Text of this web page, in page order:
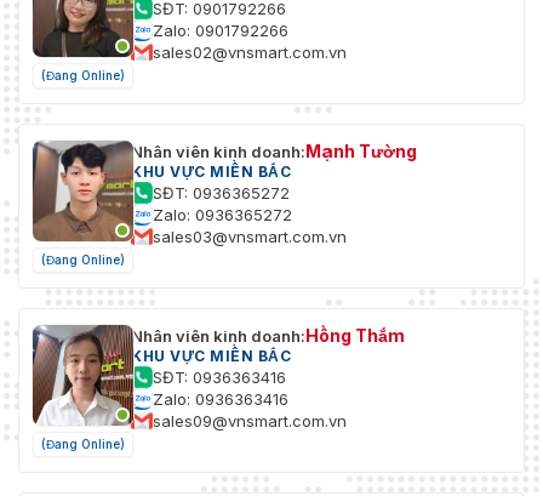
Bảo vệ
tác
động
-V: IEC60068-2-75Eh, 20J; EN50102, lên tới IK10
chống
xâm
nhập
IP66
Kích
thước
nặng
1400g
(Đang Online)
SĐT: 0901792266
Zalo: 0901792266
sales02@vnsmart.com.vn
(Đang Online)
Nhân viên kinh doanh:Mạnh Tường
KHU VỰC MIỀN BẮC
SĐT: 0936365272
Zalo: 0936365272
sales03@vnsmart.com.vn
(Đang Online)
Nhân viên kinh doanh:Hồng Thắm
KHU VỰC MIỀN BẮC
SĐT: 0936363416
Zalo: 0936363416
sales09@vnsmart.com.vn